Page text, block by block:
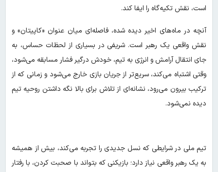
است، نقش تکیه‌گاه را ایفا کند.
آنچه در ماه‌های اخیر دیده شده، فاصله‌ای میان عنوان «کاپیتان» و
نقش واقعی یک رهبر است. شریفی در بسیاری از لحظات حساس، به
جای انتقال آرامش و انرژی به تیم، خودش درگیر فشار مسابقه می‌شود،
وقتی اشتباه می‌کند، سریع‌تر از جریان بازی خارج می‌شود و زمانی که از
ترکیب بیرون می‌رود، نشانه‌ای از تلاش برای بالا نگه داشتن روحیه تیم
دیده نمی‌شود.
تیم ملی در شرایطی که نسل جدیدی را تجربه می‌کند، بیش از همیشه
به یک رهبر واقعی نیاز دارد؛ بازیکنی که بتواند با صحبت کردن، با رفتار